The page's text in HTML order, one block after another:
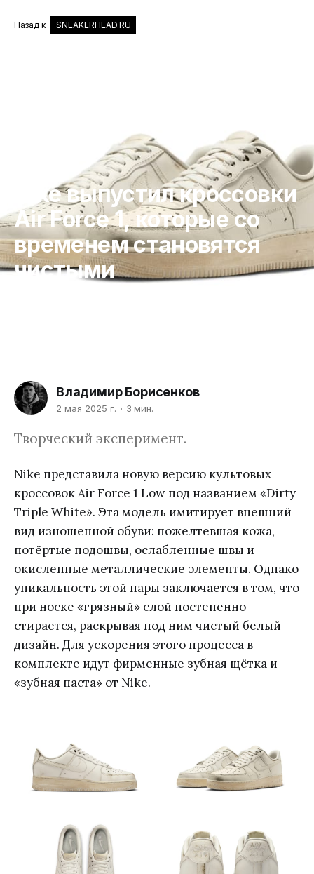
Назад к SNEAKERHEAD.RU
Nike выпустил кроссовки
Air Force 1, которые со
временем становятся
чистыми
Владимир Борисенков
2 мая 2025 г. 3 мин.
Творческий эксперимент.
Nike представила новую версию культовых
кроссовок Air Force 1 Low под названием «Dirty
Triple White». Эта модель имитирует внешний
вид изношенной обуви: пожелтевшая кожа,
потёртые подошвы, ослабленные швы и
окисленные металлические элементы. Однако
уникальность этой пары заключается в том, что
при носке «грязный» слой постепенно
стирается, раскрывая под ним чистый белый
дизайн. Для ускорения этого процесса в
комплекте идут фирменные зубная щётка и
«зубная паста» от Nike.